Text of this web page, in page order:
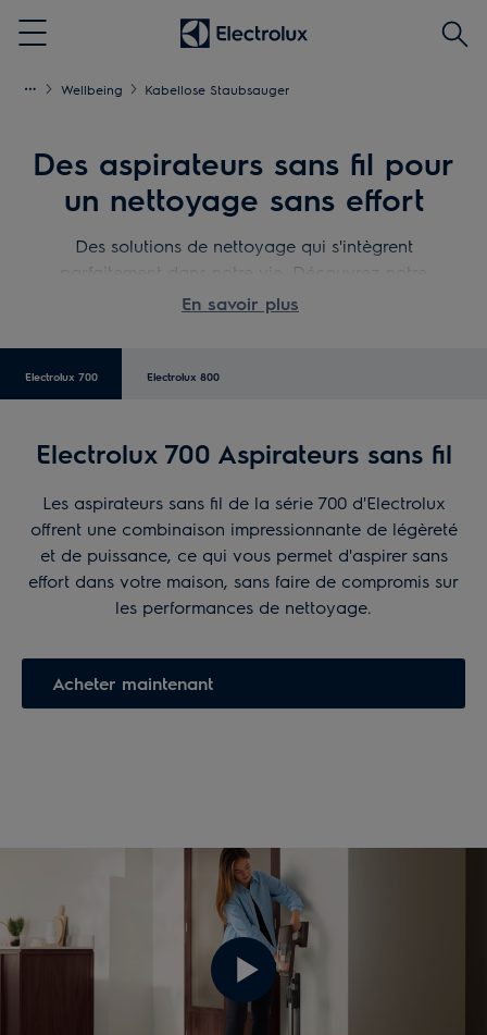
Menu
Wellbeing Kabellose Staubsauger
Des aspirateurs sans fil pour
un nettoyage sans effort
Des solutions de nettoyage qui s'intègrent
parfaitement dans notre vie. Découvrez notre
gamme d'aspirateurs sans fil.
En savoir plus
Electrolux 700 Electrolux 800
Electrolux 700 Aspirateurs sans fil
Les aspirateurs sans fil de la série 700 d'Electrolux
offrent une combinaison impressionnante de légèreté
et de puissance, ce qui vous permet d'aspirer sans
effort dans votre maison, sans faire de compromis sur
les performances de nettoyage.
Acheter maintenant